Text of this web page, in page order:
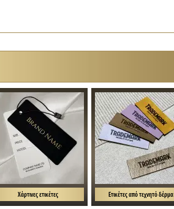
Χάρτινες ετικέτες Ετικέτες από τεχνητό δέρμα